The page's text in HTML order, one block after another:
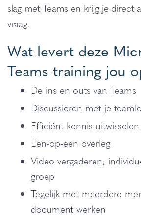
slag met Teams en krijg je direct
vraag.
Wat levert deze
Teams training jou
De ins en outs van Teams
Discussiëren met je
Efficiënt kennis uitwisselen
Een-op-een overleg
Video vergaderen;
groep
Tegelijk met meerdere
document werken